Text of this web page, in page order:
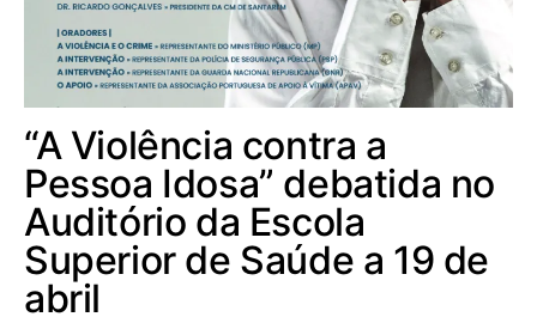
“A Violência contra a
Pessoa Idosa” debatida no
Auditório da Escola
Superior de Saúde a 19 de
abril